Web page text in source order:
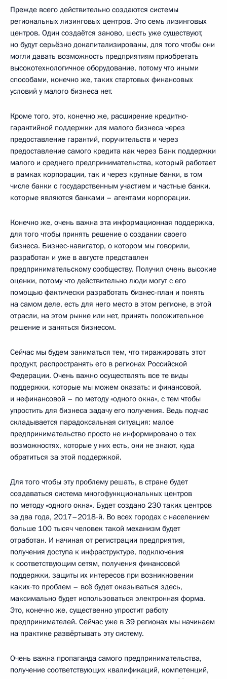
Прежде всего действительно создаются системы
региональных лизинговых центров. Это семь лизинговых
центров. Один создаётся заново, шесть уже существуют,
но будут серьёзно докапитализированы, для того чтобы они
могли давать возможность предприятиям приобретать
высокотехнологичное оборудование, потому что иными
способами, конечно же, таких стартовых финансовых
условий у малого бизнеса нет.
Кроме того, это, конечно же, расширение кредитно-
гарантийной поддержки для малого бизнеса через
предоставление гарантий, поручительств и через
предоставление самого кредита как через Банк поддержки
малого и среднего предпринимательства, который работает
в рамках корпорации, так и через крупные банки, в том
числе банки с государственным участием и частные банки,
которые являются банками – агентами корпорации.
Конечно же, очень важна эта информационная поддержка,
для того чтобы принять решение о создании своего
бизнеса. Бизнес-навигатор, о котором мы говорили,
разработан и уже в августе представлен
предпринимательскому сообществу. Получил очень высокие
оценки, потому что действительно люди могут с его
помощью фактически разработать бизнес-план и понять
на самом деле, есть для него место в этом регионе, в этой
отрасли, на этом рынке или нет, принять положительное
решение и заняться бизнесом.
Сейчас мы будем заниматься тем, что тиражировать этот
продукт, распространять его в регионах Российской
Федерации. Очень важно осуществлять все те виды
поддержки, которые мы можем оказать: и финансовой,
и нефинансовой – по методу «одного окна», с тем чтобы
упростить для бизнеса задачу его получения. Ведь подчас
складывается парадоксальная ситуация: малое
предпринимательство просто не информировано о тех
возможностях, которые у них есть, они не знают, куда
обратиться за этой поддержкой.
Для того чтобы эту проблему решать, в стране будет
создаваться система многофункциональных центров
по методу «одного окна». Будет создано 230 таких центров
за два года, 2017–2018‑й. Во всех городах с населением
больше 100 тысяч человек такой механизм будет
отработан. И начиная от регистрации предприятия,
получения доступа к инфраструктуре, подключения
к соответствующим сетям, получения финансовой
поддержки, защиты их интересов при возникновении
каких‑то проблем – всё будет оказываться здесь,
максимально будет использоваться электронная форма.
Это, конечно же, существенно упростит работу
предпринимателей. Сейчас уже в 39 регионах мы начинаем
на практике развёртывать эту систему.
Очень важна пропаганда самого предпринимательства,
получение соответствующих квалификаций, компетенций,